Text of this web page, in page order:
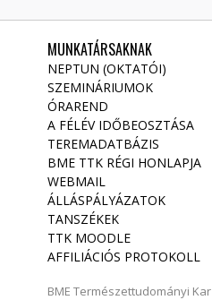
MUNKATÁRSAKNAK
NEPTUN (OKTATÓI)
SZEMINÁRIUMOK
ÓRAREND
A FÉLÉV IDŐBEOSZTÁSA
TEREMADATBÁZIS
BME TTK RÉGI HONLAPJA
WEBMAIL
ÁLLÁSPÁLYÁZATOK
TANSZÉKEK
TTK MOODLE
AFFILIÁCIÓS PROTOKOLL
BME Természettudományi Kar